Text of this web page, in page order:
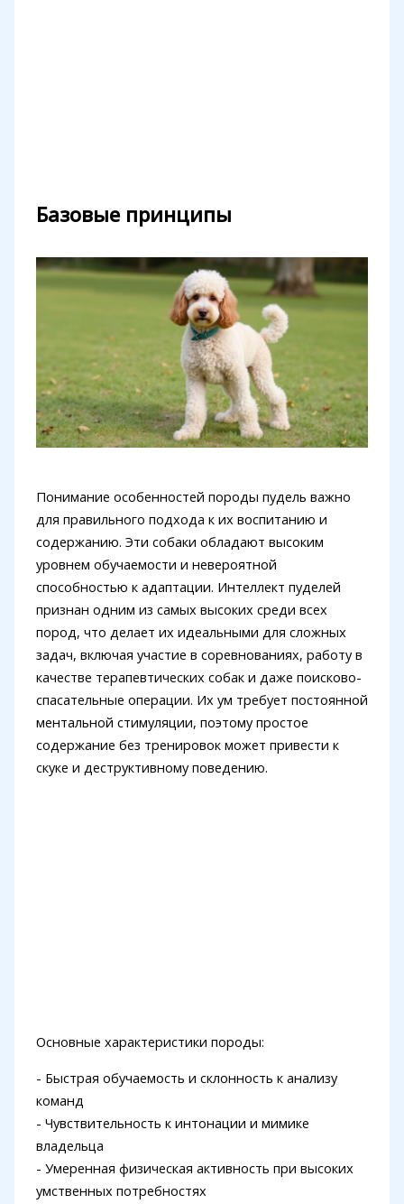
Базовые принципы
Понимание особенностей породы пудель важно
для правильного подхода к их воспитанию и
содержанию. Эти собаки обладают высоким
уровнем обучаемости и невероятной
способностью к адаптации. Интеллект пуделей
признан одним из самых высоких среди всех
пород, что делает их идеальными для сложных
задач, включая участие в соревнованиях, работу в
качестве терапевтических собак и даже поисково-
спасательные операции. Их ум требует постоянной
ментальной стимуляции, поэтому простое
содержание без тренировок может привести к
скуке и деструктивному поведению.
Основные характеристики породы:
- Быстрая обучаемость и склонность к анализу
команд
- Чувствительность к интонации и мимике
владельца
- Умеренная физическая активность при высоких
умственных потребностях